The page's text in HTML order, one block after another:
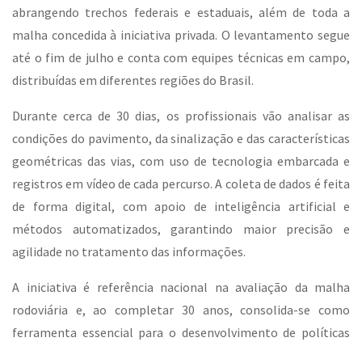
abrangendo trechos federais e estaduais, além de toda a
malha concedida à iniciativa privada. O levantamento segue
até o fim de julho e conta com equipes técnicas em campo,
distribuídas em diferentes regiões do Brasil.
Durante cerca de 30 dias, os profissionais vão analisar as
condições do pavimento, da sinalização e das características
geométricas das vias, com uso de tecnologia embarcada e
registros em vídeo de cada percurso. A coleta de dados é feita
de forma digital, com apoio de inteligência artificial e
métodos automatizados, garantindo maior precisão e
agilidade no tratamento das informações.
A iniciativa é referência nacional na avaliação da malha
rodoviária e, ao completar 30 anos, consolida-se como
ferramenta essencial para o desenvolvimento de políticas